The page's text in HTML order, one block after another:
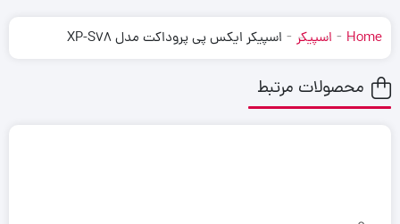
Home
- اسپیکر - اسپیکر ایکس پی پروداکت مدل XP-S78
محصولات مرتبط